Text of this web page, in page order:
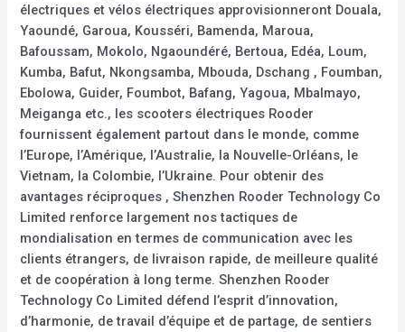
électriques et vélos électriques approvisionneront Douala,
Yaoundé, Garoua, Kousséri, Bamenda, Maroua,
Bafoussam, Mokolo, Ngaoundéré, Bertoua, Edéa, Loum,
Kumba, Bafut, Nkongsamba, Mbouda, Dschang , Foumban,
Ebolowa, Guider, Foumbot, Bafang, Yagoua, Mbalmayo,
Meiganga etc., les scooters électriques Rooder
fournissent également partout dans le monde, comme
l’Europe, l’Amérique, l’Australie, la Nouvelle-Orléans, le
Vietnam, la Colombie, l’Ukraine. Pour obtenir des
avantages réciproques , Shenzhen Rooder Technology Co
Limited renforce largement nos tactiques de
mondialisation en termes de communication avec les
clients étrangers, de livraison rapide, de meilleure qualité
et de coopération à long terme. Shenzhen Rooder
Technology Co Limited défend l’esprit d’innovation,
d’harmonie, de travail d’équipe et de partage, de sentiers